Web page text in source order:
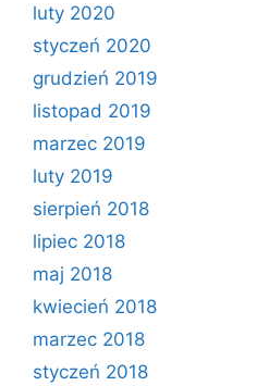
luty 2020
styczeń 2020
grudzień 2019
listopad 2019
marzec 2019
luty 2019
sierpień 2018
lipiec 2018
maj 2018
kwiecień 2018
marzec 2018
styczeń 2018